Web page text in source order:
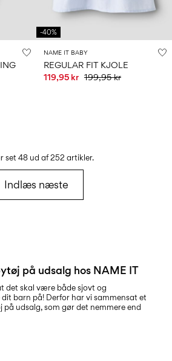
-40%
NAME IT BABY
REGULAR FIT KJOLE
119,95 kr 199,95 kr
set 48 ud af 252 artikler.
Indlæs næste
på udsalg hos NAME IT
det skal være både sjovt og
barn på! Derfor har vi sammensat et
udsalg, som gør det nemmere end
nyfødte eller dit legesyge barn, er vores
til at følge dit barn gennem hver eneste